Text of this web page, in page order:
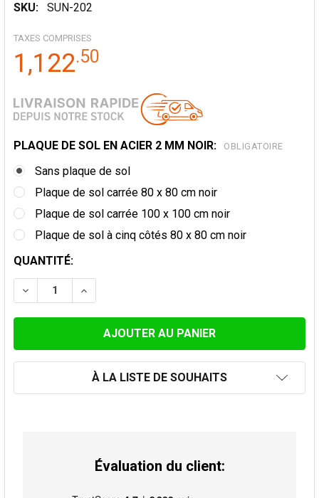
SKU: SUN-202
TAXES COMPRISES
1,122.50
PLAQUE DE SOL EN ACIER 2 MM NOIR: OBLIGATOIRE
Sans plaque de sol
Plaque de sol carrée 80 x 80 cm noir
Plaque de sol carrée 100 x 100 cm noir
Plaque de sol à cinq côtés 80 x 80 cm noir
STOCK
ACTUEL:
QUANTITÉ:
DIMINUER LA QUANTITÉ DE POÊLE MULTI-
AUGMENTER LA QUANTITÉ DE POÊLE
À LA LISTE DE SOUHAITS
Évaluation du client: